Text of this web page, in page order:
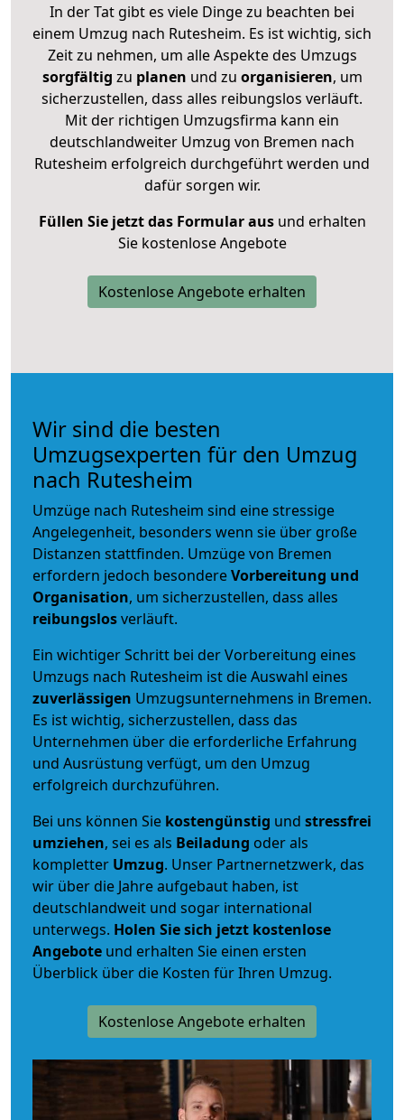
In der Tat gibt es viele Dinge zu beachten bei
einem Umzug nach Rutesheim. Es ist wichtig, sich
Zeit zu nehmen, um alle Aspekte des Umzugs
sorgfältig zu planen und zu organisieren, um
sicherzustellen, dass alles reibungslos verläuft.
Mit der richtigen Umzugsfirma kann ein
deutschlandweiter Umzug von Bremen nach
Rutesheim erfolgreich durchgeführt werden und
dafür sorgen wir.
Füllen Sie jetzt das Formular ausund erhalten
Sie kostenlose Angebote
Kostenlose Angebote erhalten
Wir sind die besten
Umzugsexperten für den Umzug
nach Rutesheim
Umzüge nach Rutesheim sind eine stressige
Angelegenheit, besonders wenn sie über große
Distanzen stattfinden. Umzüge von Bremen
erfordern jedoch besondereVorbereitung und
Organisation, um sicherzustellen, dass alles
reibungslosverläuft.
Ein wichtiger Schritt bei der Vorbereitung eines
Umzugs nach Rutesheim ist die Auswahl eines
zuverlässigen Umzugsunternehmens in Bremen.
Es ist wichtig, sicherzustellen, dass das
Unternehmen über die erforderliche Erfahrung
und Ausrüstung verfügt, um den Umzug
erfolgreich durchzuführen.
Bei uns können Sie kostengünstig und stressfrei
umziehen, sei es als Beiladung oder als
kompletter Umzug. Unser Partnernetzwerk, das
wir über die Jahre aufgebaut haben, ist
deutschlandweit und sogar international
unterwegs. Holen Sie sich jetzt kostenlose
Angebote und erhalten Sie einen ersten
Überblick über die Kosten für Ihren Umzug.
Kostenlose Angebote erhalten